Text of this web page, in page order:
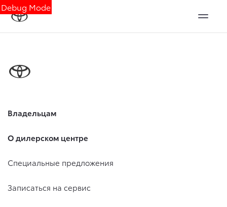
Debug Mode
Владельцам
О дилерском центре
Специальные предложения
Записаться на сервис